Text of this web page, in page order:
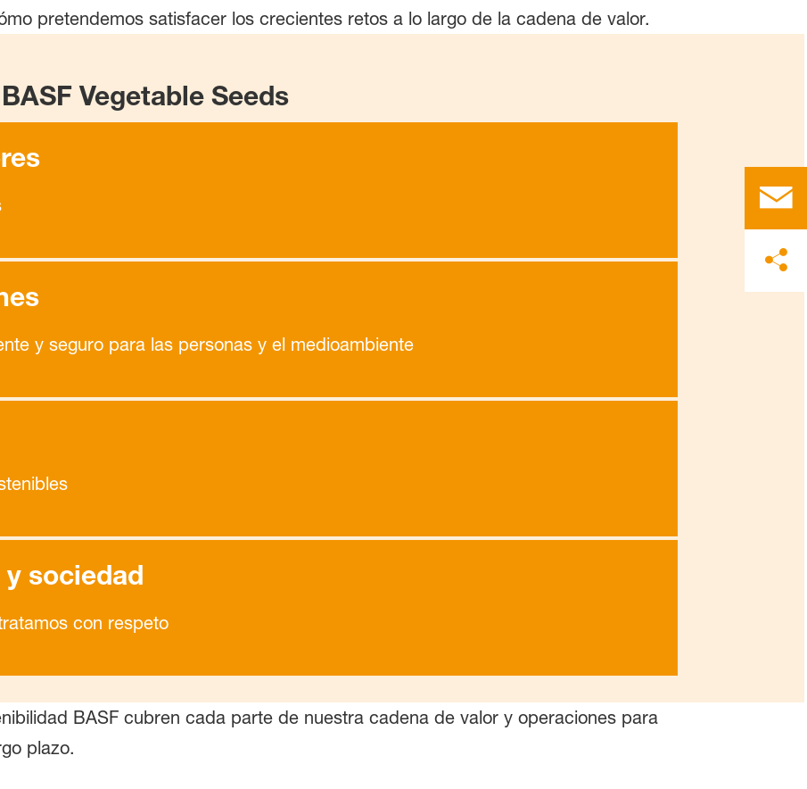
pretendemos satisfacer los crecientes retos a lo largo de la cadena de valor.
Vegetable Seeds
y seguro para las personas y el medioambiente
sociedad
con respeto
BASF cubren cada parte de nuestra cadena de valor y operaciones para
plazo.